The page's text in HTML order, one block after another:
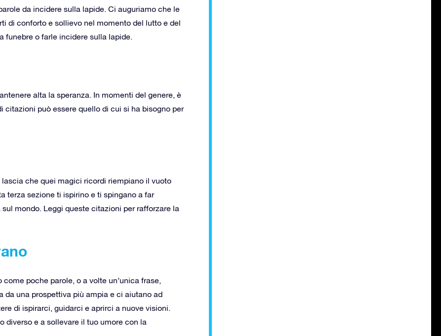
da incidere sulla lapide. Ci auguriamo che le
di conforto e sollievo nel momento del lutto e del
funebre o farle incidere sulla lapide.
alta la speranza. In momenti del genere, è
citazioni può essere quello di cui si ha bisogno per
che quei magici ricordi riempiano il vuoto
terza sezione ti ispirino e ti spingano a far
mondo. Leggi queste citazioni per rafforzare la
poche parole, o a volte un’unica frase,
da una prospettiva più ampia e ci aiutano ad
di ispirarci, guidarci e aprirci a nuove visioni.
diverso e a sollevare il tuo umore con la